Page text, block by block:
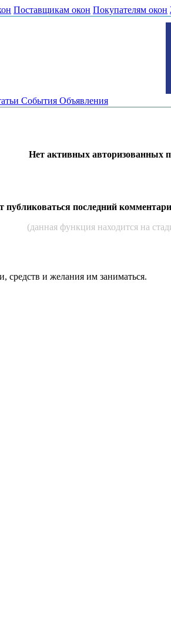
Поставщикам окон Покупателям окон
События Объявления
Нет активных авторизованных
публиковаться последний
(данная функция находится на
средств и же­лания им за­нимать­ся.